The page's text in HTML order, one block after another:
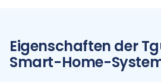
Eigenschaften der
Smart-Home-